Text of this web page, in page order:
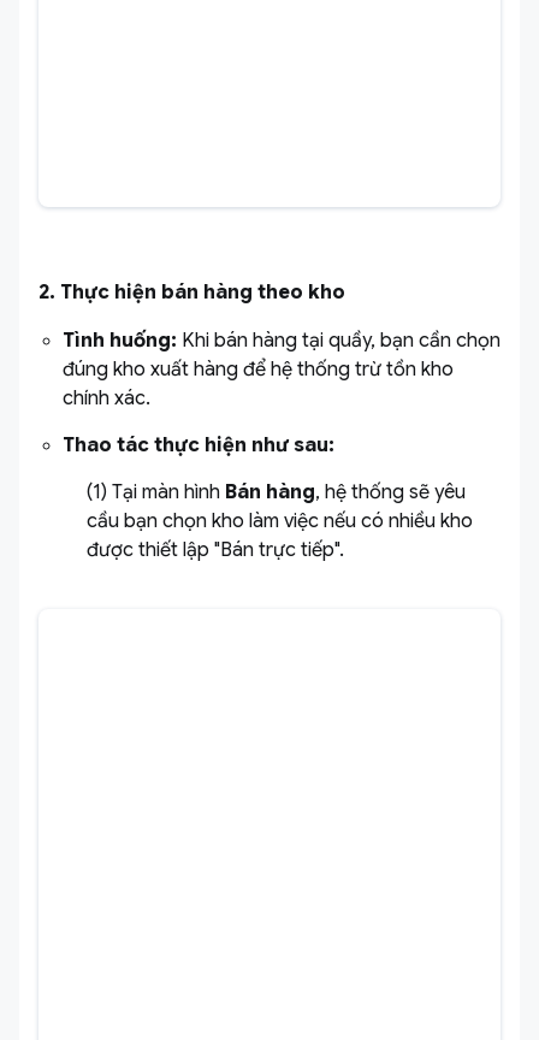
2. Thực hiện bán hàng theo kho
Tình huống: Khi bán hàng tại quầy, bạn cần chọn
đúng kho xuất hàng để hệ thống trừ tồn kho
chính xác.
Thao tác thực hiện như sau:
(1) Tại màn hình Bán hàng, hệ thống sẽ yêu
cầu bạn chọn kho làm việc nếu có nhiều kho
được thiết lập "Bán trực tiếp".